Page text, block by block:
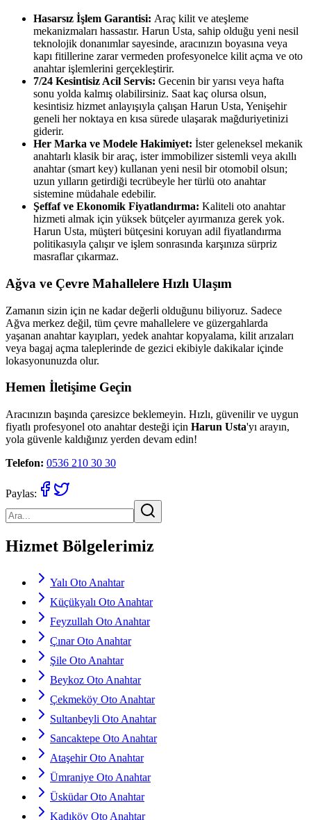
Hasarsız İşlem Garantisi: Araç kilit ve ateşleme
mekanizmaları hassastır. Harun Usta, sahip olduğu yeni nesil
teknolojik donanımlar sayesinde, aracınızın boyasına veya
kapı fitillerine zarar vermeden profesyonelce kilit açma ve oto
anahtar işlemlerini gerçekleştirir.
7/24 Kesintisiz Acil Servis: Gecenin bir yarısı veya hafta
sonu yolda kalmış olabilirsiniz. Saat kaç olursa olsun,
kesintisiz hizmet anlayışıyla çalışan Harun Usta, Yenişehir
geneli her noktaya en kısa sürede ulaşarak mağduriyetinizi
giderir.
Her Marka ve Modele Hakimiyet: İster geleneksel mekanik
anahtarlı klasik bir araç, ister immobilizer sistemli veya akıllı
anahtar (smart key) kullanan yeni nesil bir otomobil olsun;
uzun yılların getirdiği tecrübeyle her türlü oto anahtar
sistemine müdahale edebilir.
Şeffaf ve Ekonomik Fiyatlandırma: Kaliteli oto anahtar
hizmeti almak için yüksek bütçeler ayırmanıza gerek yok.
Harun Usta, müşteri bütçesini koruyan adil fiyatlandırma
politikasıyla çalışır ve işlem sonrasında karşınıza sürpriz
masraflar çıkarmaz.
Ağva ve Çevre Mahallelere Hızlı Ulaşım
Zamanın sizin için ne kadar değerli olduğunu biliyoruz. Sadece
Ağva merkez değil, tüm çevre mahallelere ve güzergahlarda
yaşanan anahtar kayıpları, yedek anahtar kopyalama, kilit arızaları
veya bagaj açma taleplerinde de gezici ekibiyle dakikalar içinde
lokasyonunuzda olur.
Hemen İletişime Geçin
Aracınızın başında çaresizce beklemeyin. Hızlı, güvenilir ve uygun
fiyatlı profesyonel oto anahtar desteği için Harun Usta'yı arayın,
yola güvenle kaldığınız yerden devam edin!
Telefon: 0536 210 30 30
Paylas:
Hizmet Bölgelerimiz
Yalı Oto Anahtar
Küçükyalı Oto Anahtar
Feyzullah Oto Anahtar
Çınar Oto Anahtar
Şile Oto Anahtar
Beykoz Oto Anahtar
Çekmeköy Oto Anahtar
Sultanbeyli Oto Anahtar
Sancaktepe Oto Anahtar
Ataşehir Oto Anahtar
Ümraniye Oto Anahtar
Üsküdar Oto Anahtar
Kadıköy Oto Anahtar